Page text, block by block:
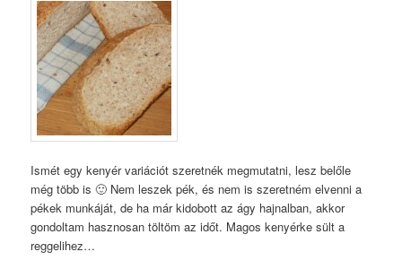
Ismét egy kenyér variációt szeretnék megmutatni, lesz belőle
még több is 🙂 Nem leszek pék, és nem is szeretném elvenni a
pékek munkáját, de ha már kidobott az ágy hajnalban, akkor
gondoltam hasznosan töltöm az időt. Magos kenyérke sült a
reggelihez…